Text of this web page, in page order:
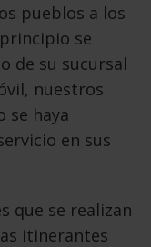
pueblos a los
se
de su sucursal
nuestros
se haya
en sus
que se realizan
itinerantes